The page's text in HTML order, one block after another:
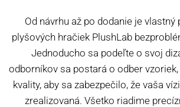
Od návrhu až po dodanie je
plyšových hračiek PlushLab
Jednoducho sa podeľte o svoj
odborníkov sa postará o odber
kvality, aby sa zabezpečilo, že vaša
zrealizovaná. Všetko riadime